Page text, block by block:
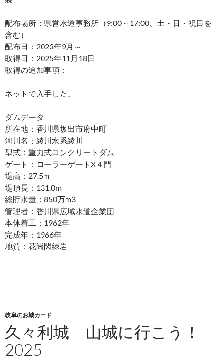
配布場所：県営水道事務所（9:00～17:00、土・日・祝日を
含む）
配布日：2023年9月～
取得日：2025年11月18日
取得の追加事項：
ネットで入手した。
ダムデータ
所在地：香川県坂出市府中町
河川名：綾川水系綾川
型式：重力式コンクリートダム
ゲート：ローラーゲートX４門
堤高：27.5m
堤頂長：131.0m
総貯水量：850万m3
管理者：香川県広域水道企業団
本体着工：1962年
完成年：1966年
地質：花崗閃緑岩
岐阜のお城カード
久々利城 山城に行こう！
2025